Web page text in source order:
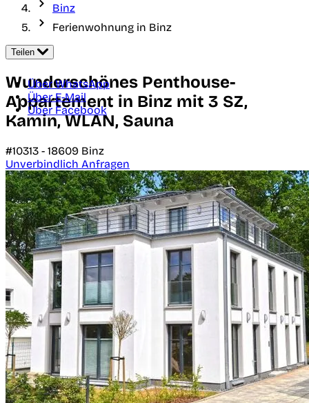
Binz
Ferienwohnung in Binz
Teilen
Über WhatsApp
Über E-Mail
Über Facebook
Wunderschönes Penthouse-
Appartement in Binz mit 3 SZ,
Kamin, WLAN, Sauna
#10313 - 18609 Binz
Unverbindlich Anfragen